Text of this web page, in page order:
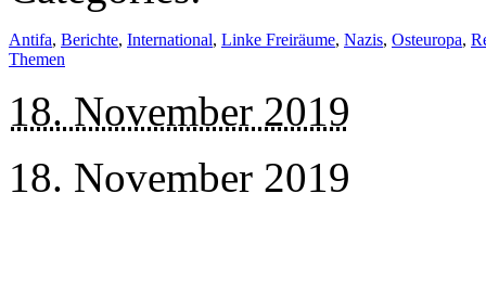
Antifa, Berichte, International, Linke Freiräume, Nazis, Osteuropa,
Themen
18. November 2019
18. November 2019